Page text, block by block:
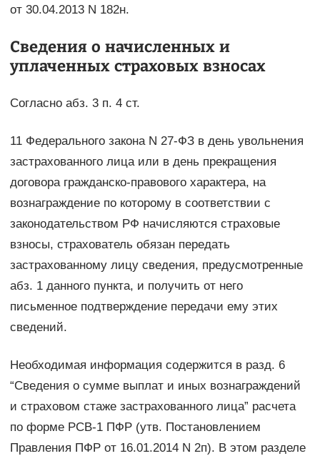
от 30.04.2013 N 182н.
Сведения о начисленных и
уплаченных страховых взносах
Согласно абз. 3 п. 4 ст.
11 Федерального закона N 27-ФЗ в день увольнения
застрахованного лица или в день прекращения
договора гражданско-правового характера, на
вознаграждение по которому в соответствии с
законодательством РФ начисляются страховые
взносы, страхователь обязан передать
застрахованному лицу сведения, предусмотренные
абз. 1 данного пункта, и получить от него
письменное подтверждение передачи ему этих
сведений.
Необходимая информация содержится в разд. 6
“Сведения о сумме выплат и иных вознаграждений
и страховом стаже застрахованного лица” расчета
по форме РСВ-1 ПФР (утв. Постановлением
Правления ПФР от 16.01.2014 N 2п). В этом разделе